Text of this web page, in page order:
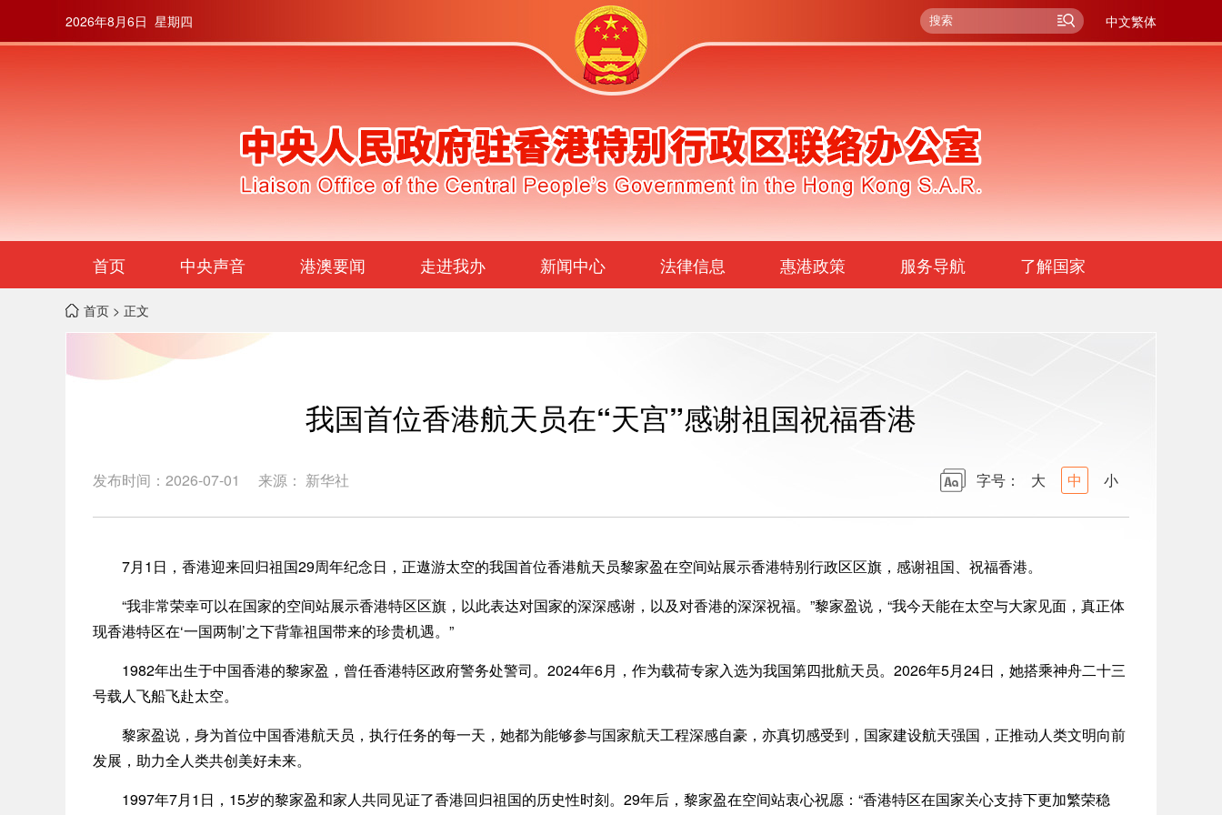
2026年8月6日 星期四 中文繁体
首页 中央声音 港澳要闻 走进我办 新闻中心 法律信息 惠港政策 服务导航 了解国家
首页 > 正文
我国首位香港航天员在“天宫”感谢祖国祝福香港
发布时间：2026-07-01 来源： 新华社 字号： 大 中 小
7月1日，香港迎来回归祖国29周年纪念日，正遨游太空的我国首位香港航天员黎家盈在空间站展示香港特别行政区区旗，感谢祖国、祝福香港。
“我非常荣幸可以在国家的空间站展示香港特区区旗，以此表达对国家的深深感谢，以及对香港的深深祝福。”黎家盈说，“我今天能在太空与大家见面，真正体
现香港特区在‘一国两制’之下背靠祖国带来的珍贵机遇。”
1982年出生于中国香港的黎家盈，曾任香港特区政府警务处警司。2024年6月，作为载荷专家入选为我国第四批航天员。2026年5月24日，她搭乘神舟二十三
号载人飞船飞赴太空。
黎家盈说，身为首位中国香港航天员，执行任务的每一天，她都为能够参与国家航天工程深感自豪，亦真切感受到，国家建设航天强国，正推动人类文明向前
发展，助力全人类共创美好未来。
1997年7月1日，15岁的黎家盈和家人共同见证了香港回归祖国的历史性时刻。29年后，黎家盈在空间站衷心祝愿：“香港特区在国家关心支持下更加繁荣稳